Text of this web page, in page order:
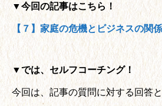
▼今回の記事はこちら！
【７】家庭の危機とビジネスの関係
▼では、セルフコーチング！
今回は、記事の質問に対する回答